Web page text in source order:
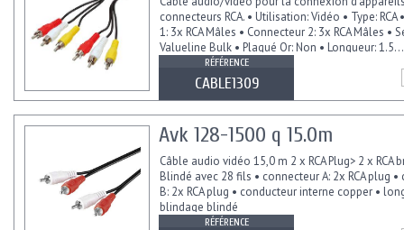
connecteurs RCA. • Utilisation: Vidéo • Type: RCA
1: 3x RCA Mâles • Connecteur 2: 3x RCA Mâles •
Valueline Bulk • Plaqué Or: Non • Longueur: 1.5...
RÉFÉRENCE
CABLE1309
Avk 128-1500 q 15.0m
Câble audio vidéo 15,0 m 2 x RCA Plug> 2 x RCA
Blindé avec 28 fils • connecteur A: 2x RCA plug
B: 2x RCA plug • conducteur interne copper •
blindage blindé
RÉFÉRENCE